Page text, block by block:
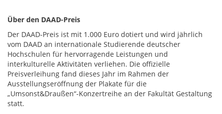
Über den DAAD-Preis
Der DAAD-Preis ist mit 1.000 Euro dotiert und wird jährlich
vom DAAD an internationale Studierende deutscher
Hochschulen für hervorragende Leistungen und
interkulturelle Aktivitäten verliehen. Die offizielle
Preisverleihung fand dieses Jahr im Rahmen der
Ausstellungseröffnung der Plakate für die
„Umsonst&Draußen“-Konzertreihe an der Fakultät Gestaltung
statt.